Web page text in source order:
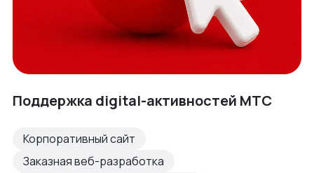
Поддержка digital-активностей МТС
Корпоративный сайт
Заказная веб-разработка